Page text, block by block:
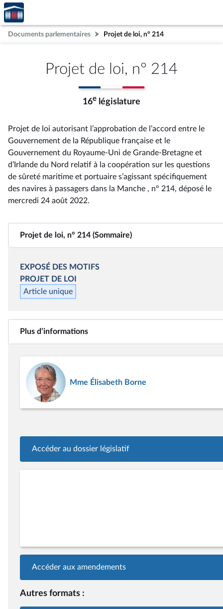
Aller au contenu
Aller en bas de la page
Accèder
à la
page
d'accueil
Documents parlementaires Projet de loi, n° 214
Projet de loi, n° 214
16e législature
Projet de loi autorisant l’approbation de l’accord entre le
Gouvernement de la République française et le
Gouvernement du Royaume-Uni de Grande-Bretagne et
d’Irlande du Nord relatif à la coopération sur les questions
de sûreté maritime et portuaire s’agissant spécifiquement
des navires à passagers dans la Manche , n° 214, déposé le
mercredi 24 août 2022.
Projet de loi, n° 214 (Sommaire)
EXPOSÉ DES MOTIFS
PROJET DE LOI
Article unique
Plus d’informations
Mme Élisabeth Borne
Accéder au dossier législatif
Accéder aux amendements
Autres formats :